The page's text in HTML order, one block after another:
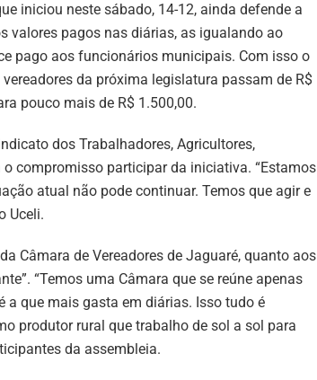
iniciou neste sábado, 14-12, ainda defende a
valores pagos nas diárias, as igualando ao
pago aos funcionários municipais. Com isso o
da próxima legislatura passam de R$
pouco mais de R$ 1.500,00.
dos Trabalhadores, Agricultores,
compromisso participar da iniciativa. “Estamos
atual não pode continuar. Temos que agir e
Uceli.
Câmara de Vereadores de Jaguaré, quanto aos
“Temos uma Câmara que se reúne apenas
a que mais gasta em diárias. Isso tudo é
produtor rural que trabalho de sol a sol para
da assembleia.